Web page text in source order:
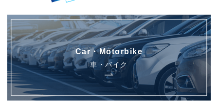
Car・Motorbike
車・バイク